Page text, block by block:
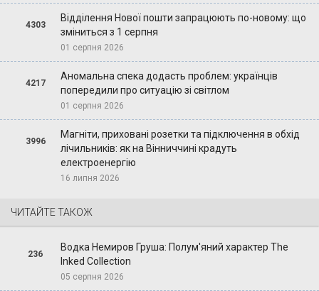
4303
Відділення Нової пошти запрацюють по-новому: що
зміниться з 1 серпня
01 серпня 2026
4217
Аномальна спека додасть проблем: українців
попередили про ситуацію зі світлом
01 серпня 2026
3996
Магніти, приховані розетки та підключення в обхід
лічильників: як на Вінниччині крадуть
електроенергію
16 липня 2026
ЧИТАЙТЕ ТАКОЖ
236
Водка Немиров Груша: Полум'яний характер The
Inked Collection
05 серпня 2026